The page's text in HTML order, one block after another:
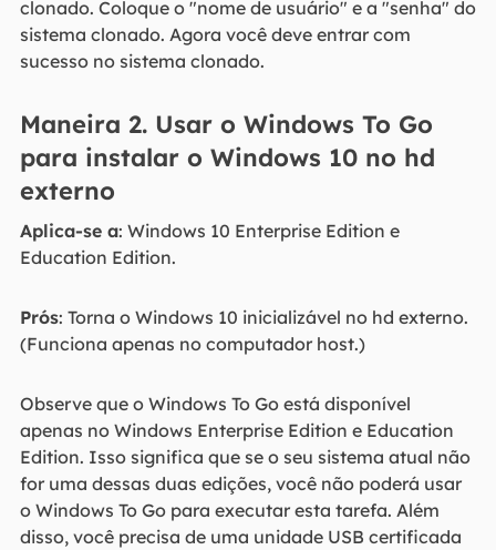
clonado. Coloque o "nome de usuário" e a "senha" do
sistema clonado. Agora você deve entrar com
sucesso no sistema clonado.
Maneira 2. Usar o Windows To Go
para instalar o Windows 10 no hd
externo
Aplica-se a: Windows 10 Enterprise Edition e
Education Edition.
Prós: Torna o Windows 10 inicializável no hd externo.
(Funciona apenas no computador host.)
Observe que o Windows To Go está disponível
apenas no Windows Enterprise Edition e Education
Edition. Isso significa que se o seu sistema atual não
for uma dessas duas edições, você não poderá usar
o Windows To Go para executar esta tarefa. Além
disso, você precisa de uma unidade USB certificada